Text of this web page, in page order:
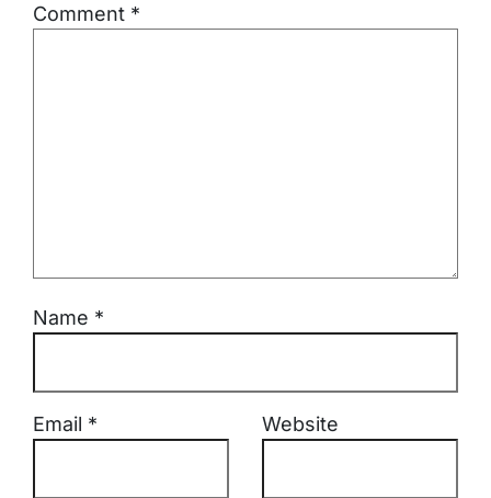
Comment *
Name *
Email * Website